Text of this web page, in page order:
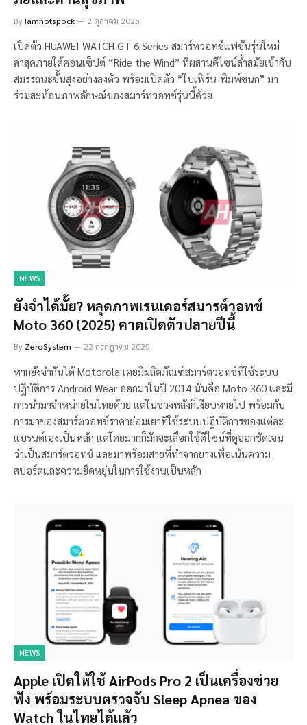
ByIamnotspock 2 ตุลาคม 2025
เปิดตัว HUAWEI WATCH GT 6 Series สมาร์ทวอทช์แฟชันรุ่นใหม่
ล่าสุดภายใต้คอนเซ็ปต์ “Ride the Wind” ที่ผสานดีไซน์ล้ำสมัยเข้ากับ
สมรรถนะขั้นสูงอย่างลงตัว พร้อมเปิดตัว “ใบเฟิร์น-พิมพ์ชนก” มา
ร่วมสะท้อนภาพลักษณ์ของสมาร์ทวอทช์รุ่นนี้ด้วย
NEWS
ยังจำได้มั้ย? หลุดภาพเรนเดอร์สมารต์วอทช์
Moto 360 (2025) คาดเปิดตัวปลายปีนี้
By ZeroSystem 22 กรกฎาคม 2025
หากยังจำกันได้ Motorola เคยมีผลิตภัณฑ์สมาร์ตวอทช์ที่ใช้ระบบ
ปฏิบัติการ Android Wear ออกมาในปี 2014 นั่นคือ Moto 360 และมี
การนำมาจำหน่ายในไทยด้วย แต่ในช่วงหลังก็เงียบหายไป พร้อมกับ
การมาของสมาร์ตวอทช์ราคาย่อมเยาที่ใช้ระบบปฏิบัติการของแต่ละ
แบรนด์เองเป็นหลัก แต่โดยมากก็มักจะเลือกใช้ดีไซน์ที่ดูออกชัดเจน
ว่าเป็นสมาร์ตวอทช์ และมาพร้อมสายที่ทำจากยางเพื่อเน้นความ
สปอร์ตและความยืดหยุ่นในการใช้งานเป็นหลัก
NEWS
Apple เปิดให้ใช้ AirPods Pro 2 เป็นเครื่องช่วย
ฟัง พร้อมระบบตรวจจับ Sleep Apnea ของ
Watch ในไทยได้แล้ว